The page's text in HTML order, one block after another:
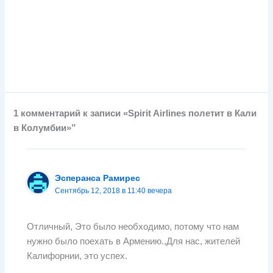
1 комментарий к записи «Spirit Airlines полетит в Кали
в Колумбии»”
Эсперанса Рамирес
Сентябрь 12, 2018 в 11:40 вечера
Отличный, Это было необходимо, потому что нам
нужно было поехать в Армению.,Для нас, жителей
Калифорнии, это успех.